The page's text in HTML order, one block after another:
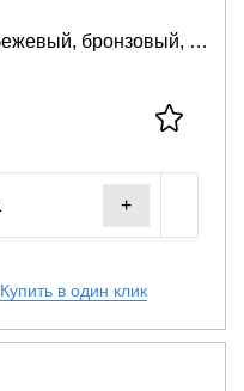
бежево-коричневый, бежевый, бронзовый, коричневый, светло-серый
+
Купить в один клик